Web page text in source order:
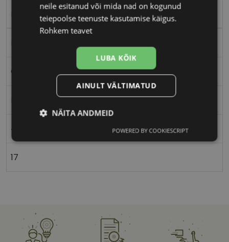
matt black
Ovaalne/ümar
46
17
neile esitanud või mida nad on kogunud
teiepoolse teenuste kasutamise käigus.
Rohkem teavet
LUBA KÕIK
AINULT VÄLTIMATUD
NÄITA ANDMEID
Statistika Turustamine
POWERED BY COOKIESCRIPT